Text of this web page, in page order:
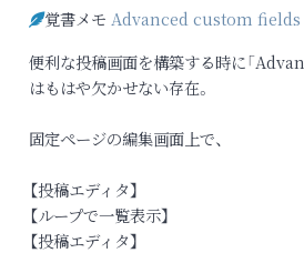
覚書メモ Advanced custom fields
便利な投稿画面を構築する時に「
はもはや欠かせない存在。
固定ページの編集画面上で、
【投稿エディタ】
【ループで一覧表示】
【投稿エディタ】